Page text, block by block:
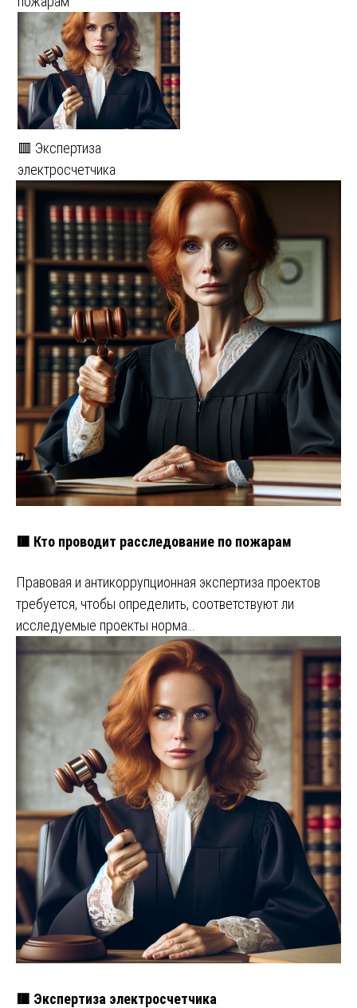
🟥 Экспертиза
электросчетчика
🟥 Кто проводит расследование по пожарам
Правовая и антикоррупционная экспертиза проектов
требуется, чтобы определить, соответствуют ли
исследуемые проекты норма…
🟥 Экспертиза электросчетчика